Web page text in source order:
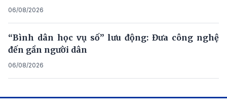
06/08/2026
“Bình dân học vụ số” lưu động: Đưa công nghệ
đến gần người dân
06/08/2026